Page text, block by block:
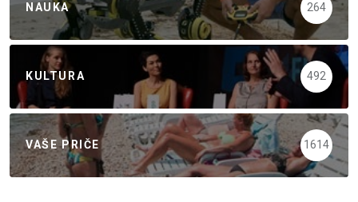
NAUKA 264
KULTURA 492
VAŠE PRIČE 1614